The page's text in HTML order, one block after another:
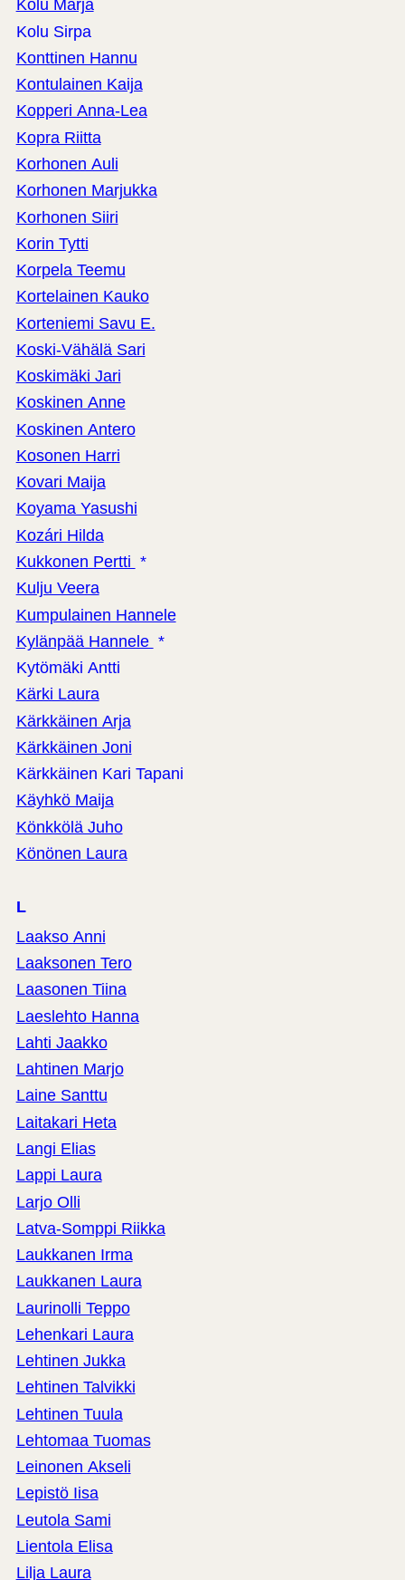
Kolu Marja
Kolu Sirpa
Konttinen Hannu
Kontulainen Kaija
Kopperi Anna-Lea
Kopra Riitta
Korhonen Auli
Korhonen Marjukka
Korhonen Siiri
Korin Tytti
Korpela Teemu
Kortelainen Kauko
Korteniemi Savu E.
Koski-Vähälä Sari
Koskimäki Jari
Koskinen Anne
Koskinen Antero
Kosonen Harri
Kovari Maija
Koyama Yasushi
Kozári Hilda
Kukkonen Pertti *
Kulju Veera
Kumpulainen Hannele
Kylänpää Hannele *
Kytömäki Antti
Kärki Laura
Kärkkäinen Arja
Kärkkäinen Joni
Kärkkäinen Kari Tapani
Käyhkö Maija
Könkkölä Juho
Könönen Laura
L
Laakso Anni
Laaksonen Tero
Laasonen Tiina
Laeslehto Hanna
Lahti Jaakko
Lahtinen Marjo
Laine Santtu
Laitakari Heta
Langi Elias
Lappi Laura
Larjo Olli
Latva-Somppi Riikka
Laukkanen Irma
Laukkanen Laura
Laurinolli Teppo
Lehenkari Laura
Lehtinen Jukka
Lehtinen Talvikki
Lehtinen Tuula
Lehtomaa Tuomas
Leinonen Akseli
Lepistö Iisa
Leutola Sami
Lientola Elisa
Lilja Laura